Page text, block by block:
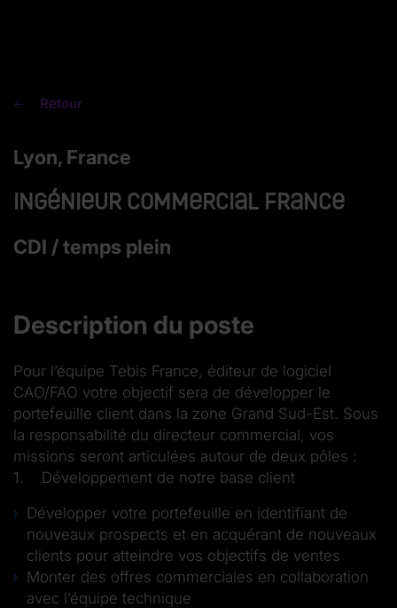
Retour
Lyon, France
Ingénieur Commercial France
CDI / temps plein
Description du poste
Pour l’équipe Tebis France, éditeur de logiciel
CAO/FAO votre objectif sera de développer le
portefeuille client dans la zone Grand Sud-Est. Sous
la responsabilité du directeur commercial, vos
missions seront articulées autour de deux pôles :
1. Développement de notre base client
Développer votre portefeuille en identifiant de
nouveaux prospects et en acquérant de nouveaux
clients pour atteindre vos objectifs de ventes
Monter des offres commerciales en collaboration
avec l’équipe technique